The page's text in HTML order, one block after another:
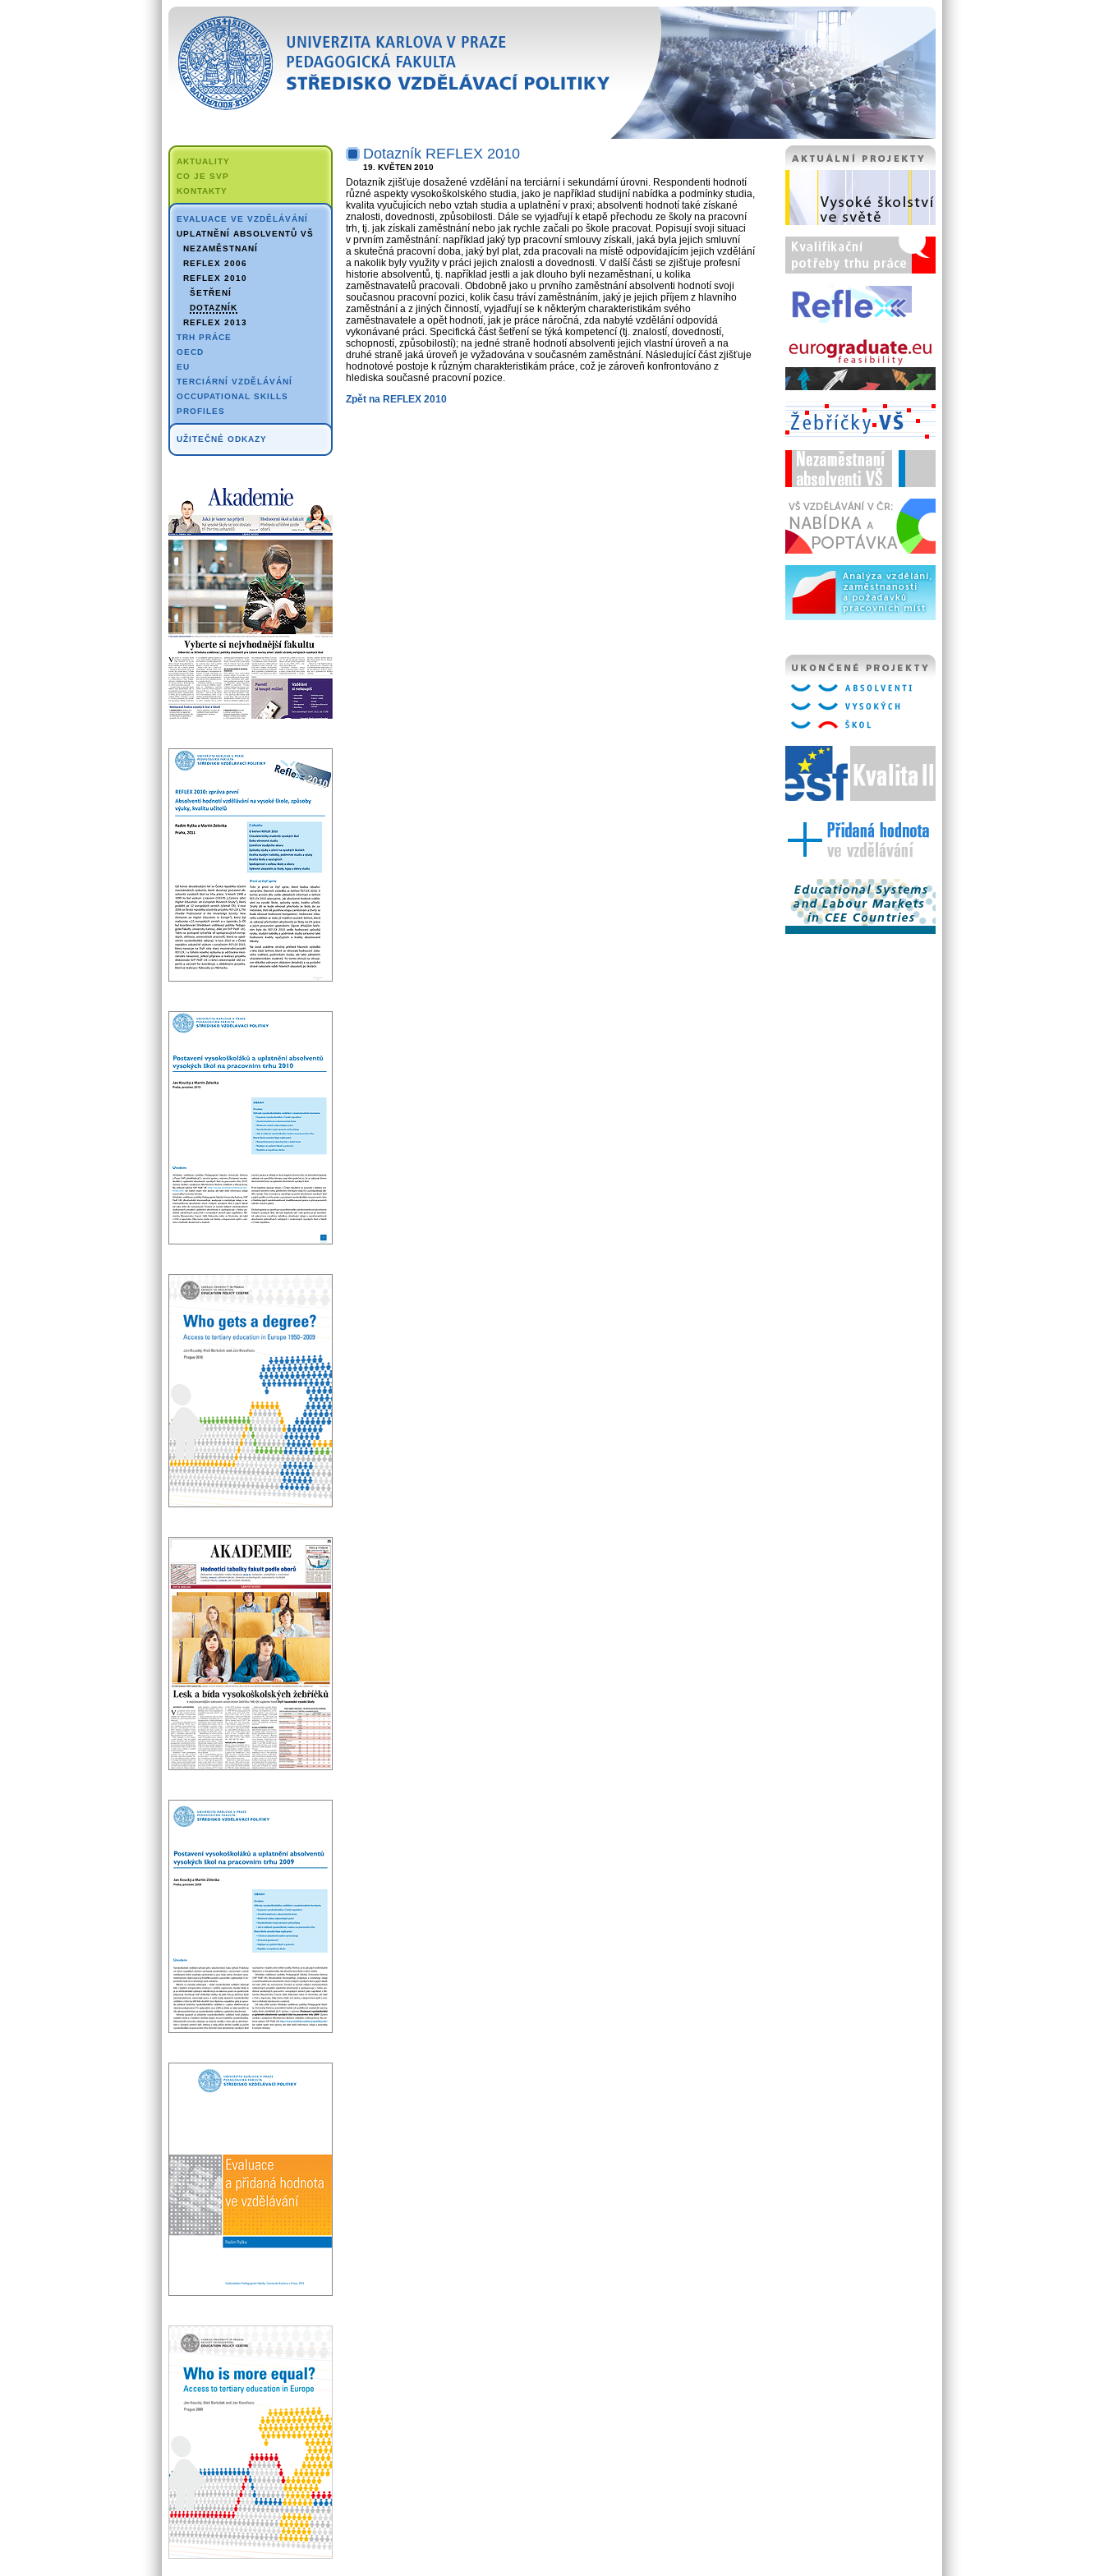
AKTUALITY
CO JE SVP
KONTAKTY
EVALUACE VE VZDĚLÁVÁNÍ
UPLATNĚNÍ ABSOLVENTŮ VŠ
NEZAMĚSTNANÍ
REFLEX 2006
REFLEX 2010
ŠETŘENÍ
DOTAZNÍK
REFLEX 2013
TRH PRÁCE
OECD
EU
TERCIÁRNÍ VZDĚLÁVÁNÍ
OCCUPATIONAL SKILLS
PROFILES
UŽITEČNÉ ODKAZY
Dotazník REFLEX 2010
19. KVĚTEN 2010
Dotazník zjišťuje dosažené vzdělání na terciární i sekundární úrovni. Respondenti hodnotí
různé aspekty vysokoškolského studia, jako je například studijní nabídka a podmínky studia,
kvalita vyučujících nebo vztah studia a uplatnění v praxi; absolventi hodnotí také získané
znalosti, dovednosti, způsobilosti. Dále se vyjadřují k etapě přechodu ze školy na pracovní
trh, tj. jak získali zaměstnání nebo jak rychle začali po škole pracovat. Popisují svoji situaci
v prvním zaměstnání: například jaký typ pracovní smlouvy získali, jaká byla jejich smluvní
a skutečná pracovní doba, jaký byl plat, zda pracovali na místě odpovídajícím jejich vzdělání
a nakolik byly využity v práci jejich znalosti a dovednosti. V další části se zjišťuje profesní
historie absolventů, tj. například jestli a jak dlouho byli nezaměstnaní, u kolika
zaměstnavatelů pracovali. Obdobně jako u prvního zaměstnání absolventi hodnotí svoji
současnou pracovní pozici, kolik času tráví zaměstnáním, jaký je jejich příjem z hlavního
zaměstnání a z jiných činností, vyjadřují se k některým charakteristikám svého
zaměstnavatele a opět hodnotí, jak je práce náročná, zda nabyté vzdělání odpovídá
vykonávané práci. Specifická část šetření se týká kompetencí (tj. znalostí, dovedností,
schopností, způsobilostí); na jedné straně hodnotí absolventi jejich vlastní úroveň a na
druhé straně jaká úroveň je vyžadována v současném zaměstnání. Následující část zjišťuje
hodnotové postoje k různým charakteristikám práce, což je zároveň konfrontováno z
hlediska současné pracovní pozice.
Zpět na REFLEX 2010